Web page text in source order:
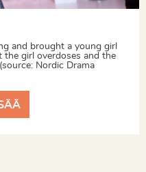
and brought a young girl
girl overdoses and the
Nordic Drama